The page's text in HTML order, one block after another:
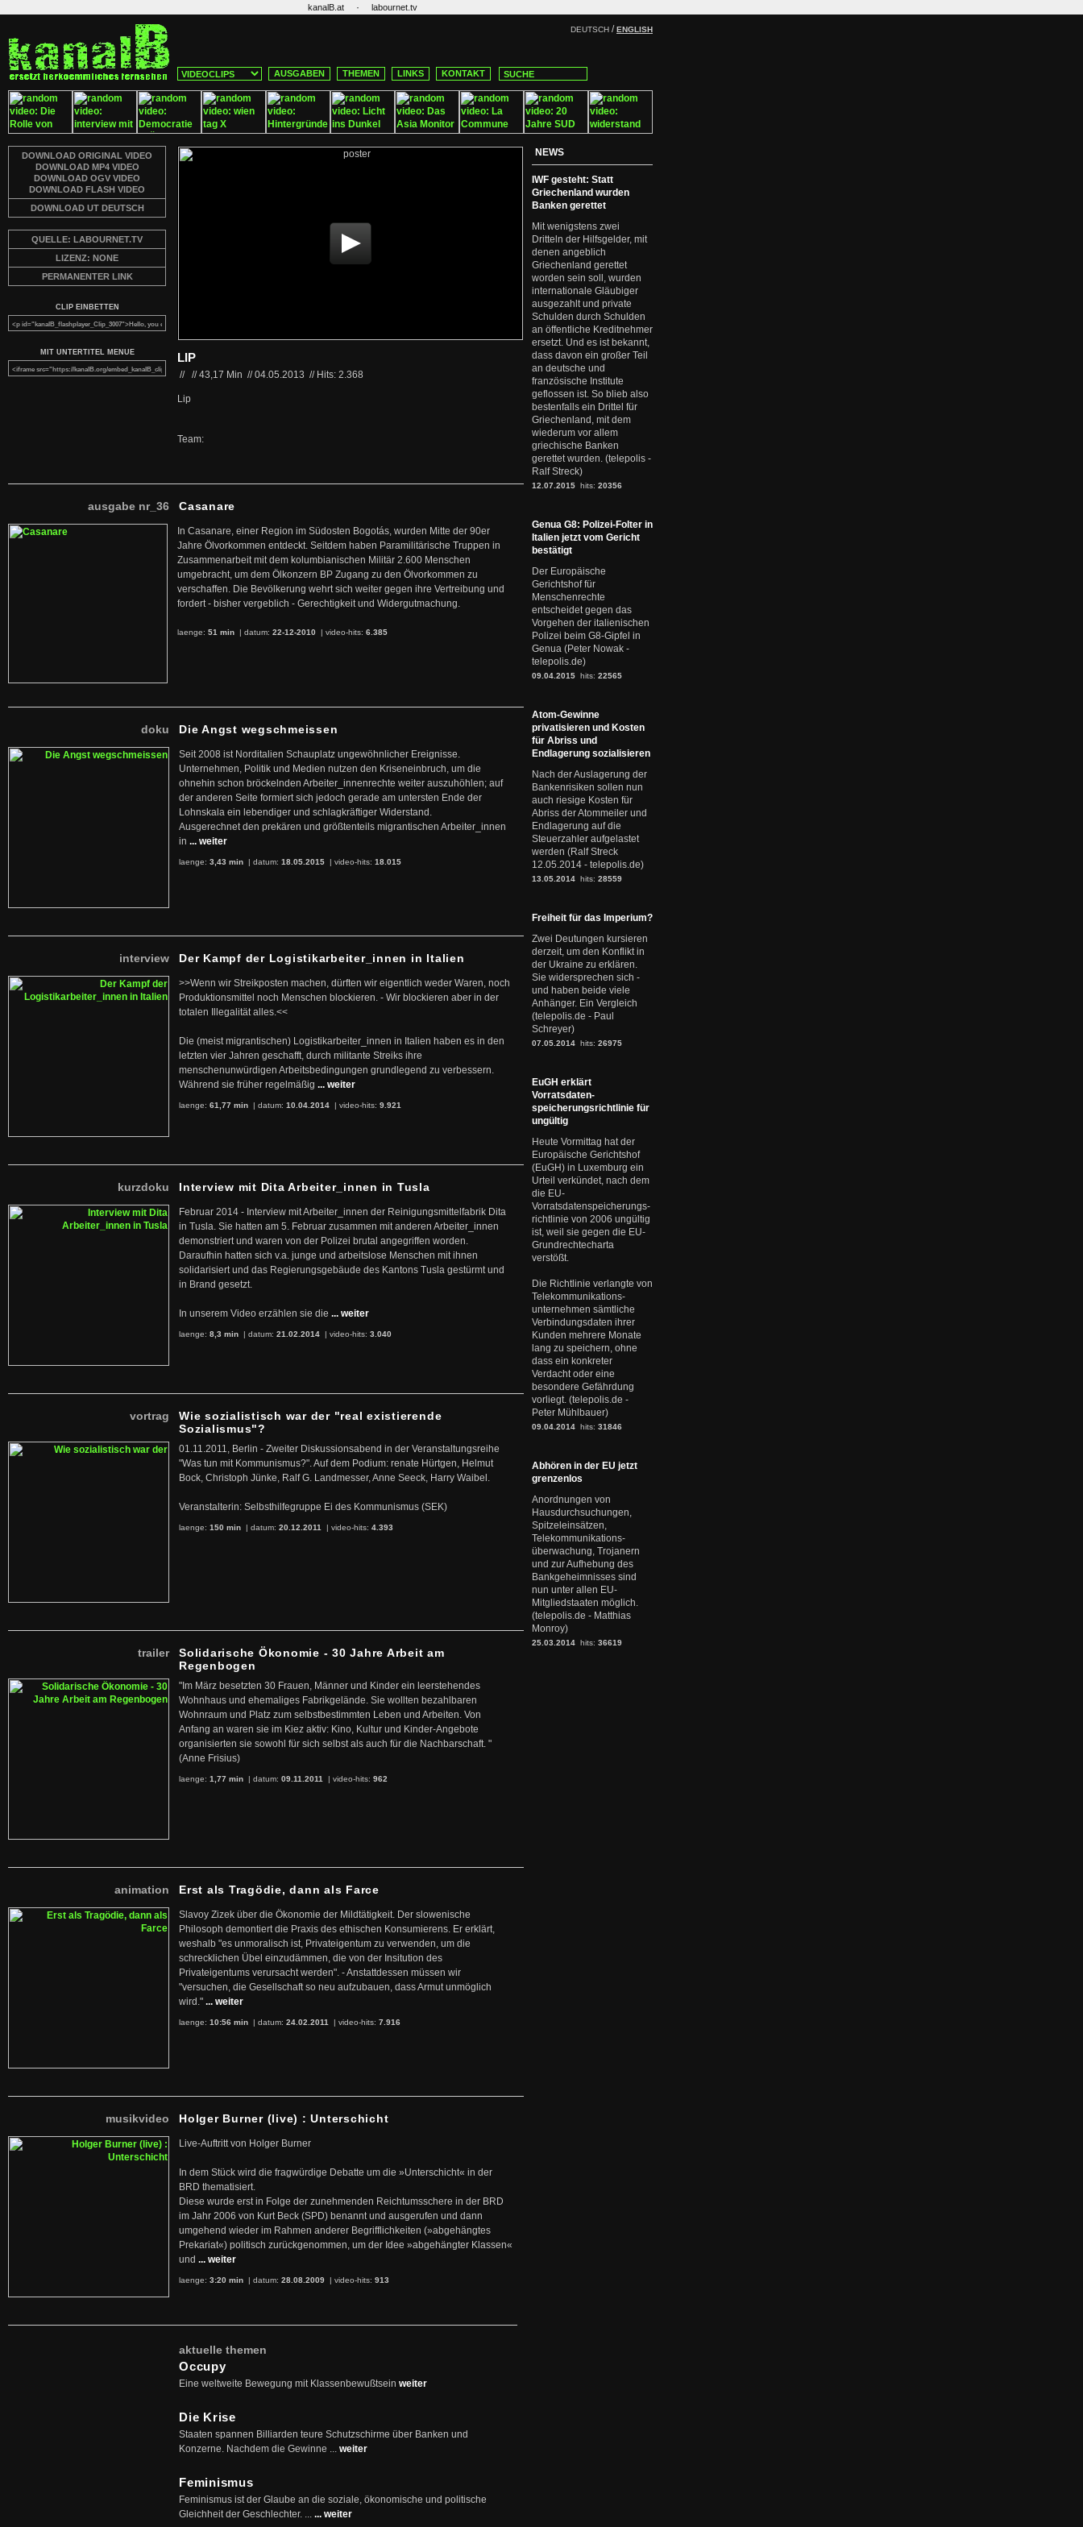
kanalB.at · labournet.tv
DEUTSCH /ENGLISH
AUSGABEN THEMEN LINKS KONTAKT
DOWNLOAD ORIGINAL VIDEO
DOWNLOAD MP4 VIDEO
DOWNLOAD OGV VIDEO
DOWNLOAD FLASH VIDEO
DOWNLOAD UT DEUTSCH
QUELLE: LABOURNET.TV
LIZENZ: NONE
PERMANENTER LINK
CLIP EINBETTEN
MIT UNTERTITEL MENUE LIP
// //43,17 Min //04.05.2013 // Hits: 2.368
Lip
Team:
ausgabe nr_36 Casanare
In Casanare, einer Region im Südosten Bogotás, wurden Mitte der 90er
Jahre Ölvorkommen entdeckt. Seitdem haben Paramilitärische Truppen in
Zusammenarbeit mit dem kolumbianischen Militär 2.600 Menschen
umgebracht, um dem Ölkonzern BP Zugang zu den Ölvorkommen zu
verschaffen. Die Bevölkerung wehrt sich weiter gegen ihre Vertreibung und
fordert - bisher vergeblich - Gerechtigkeit und Widergutmachung.
laenge: 51 min | datum: 22-12-2010 | video-hits: 6.385
doku Die Angst wegschmeissen
Seit 2008 ist Norditalien Schauplatz ungewöhnlicher Ereignisse.
Unternehmen, Politik und Medien nutzen den Kriseneinbruch, um die
ohnehin schon bröckelnden Arbeiter_innenrechte weiter auszuhöhlen; auf
der anderen Seite formiert sich jedoch gerade am untersten Ende der
Lohnskala ein lebendiger und schlagkräftiger Widerstand.
Ausgerechnet den prekären und größtenteils migrantischen Arbeiter_innen
in ... weiter
laenge: 3,43 min | datum: 18.05.2015 | video-hits: 18.015
interview Der Kampf der Logistikarbeiter_innen in Italien
>>Wenn wir Streikposten machen, dürften wir eigentlich weder Waren, noch
Produktionsmittel noch Menschen blockieren. - Wir blockieren aber in der
totalen Illegalität alles.<<
Die (meist migrantischen) Logistikarbeiter_innen in Italien haben es in den
letzten vier Jahren geschafft, durch militante Streiks ihre
menschenunwürdigen Arbeitsbedingungen grundlegend zu verbessern.
Während sie früher regelmäßig ... weiter
laenge: 61,77 min | datum: 10.04.2014 | video-hits: 9.921
kurzdoku Interview mit Dita Arbeiter_innen in Tusla
Februar 2014 - Interview mit Arbeiter_innen der Reinigungsmittelfabrik Dita
in Tusla. Sie hatten am 5. Februar zusammen mit anderen Arbeiter_innen
demonstriert und waren von der Polizei brutal angegriffen worden.
Daraufhin hatten sich v.a. junge und arbeitslose Menschen mit ihnen
solidarisiert und das Regierungsgebäude des Kantons Tusla gestürmt und
in Brand gesetzt.
In unserem Video erzählen sie die ... weiter
laenge: 8,3 min | datum: 21.02.2014 | video-hits: 3.040
vortrag
Wie sozialistisch war der "real existierende
Sozialismus"?
01.11.2011, Berlin - Zweiter Diskussionsabend in der Veranstaltungsreihe
"Was tun mit Kommunismus?". Auf dem Podium: renate Hürtgen, Helmut
Bock, Christoph Jünke, Ralf G. Landmesser, Anne Seeck, Harry Waibel.
Veranstalterin: Selbsthilfegruppe Ei des Kommunismus (SEK)
laenge: 150 min | datum: 20.12.2011 | video-hits: 4.393
trailer
Solidarische Ökonomie - 30 Jahre Arbeit am
Regenbogen
"Im März besetzten 30 Frauen, Männer und Kinder ein leerstehendes
Wohnhaus und ehemaliges Fabrikgelände. Sie wollten bezahlbaren
Wohnraum und Platz zum selbstbestimmten Leben und Arbeiten. Von
Anfang an waren sie im Kiez aktiv: Kino, Kultur und Kinder-Angebote
organisierten sie sowohl für sich selbst als auch für die Nachbarschaft. "
(Anne Frisius)
laenge: 1,77 min | datum: 09.11.2011 | video-hits: 962
animation Erst als Tragödie, dann als Farce
Slavoy Zizek über die Ökonomie der Mildtätigkeit. Der slowenische
Philosoph demontiert die Praxis des ethischen Konsumierens. Er erklärt,
weshalb "es unmoralisch ist, Privateigentum zu verwenden, um die
schrecklichen Übel einzudämmen, die von der Insitution des
Privateigentums verursacht werden". - Anstattdessen müssen wir
"versuchen, die Gesellschaft so neu aufzubauen, dass Armut unmöglich
wird." ... weiter
laenge: 10:56 min | datum: 24.02.2011 | video-hits: 7.916
musikvideo Holger Burner (live) : Unterschicht
Live-Auftritt von Holger Burner
In dem Stück wird die fragwürdige Debatte um die »Unterschicht« in der
BRD thematisiert.
Diese wurde erst in Folge der zunehmenden Reichtumsschere in der BRD
im Jahr 2006 von Kurt Beck (SPD) benannt und ausgerufen und dann
umgehend wieder im Rahmen anderer Begrifflichkeiten (»abgehängtes
Prekariat«) politisch zurückgenommen, um der Idee »abgehängter Klassen«
und ... weiter
laenge: 3:20 min | datum: 28.08.2009 | video-hits: 913
aktuelle themen
Occupy
Eine weltweite Bewegung mit Klassenbewußtsein weiter
Die Krise
Staaten spannen Billiarden teure Schutzschirme über Banken und
Konzerne. Nachdem die Gewinne ... weiter
Feminismus
Feminismus ist der Glaube an die soziale, ökonomische und politische
Gleichheit der Geschlechter. ... ... weiter
NEWS
IWF gesteht: Statt
Griechenland wurden
Banken gerettet
Mit wenigstens zwei
Dritteln der Hilfsgelder, mit
denen angeblich
Griechenland gerettet
worden sein soll, wurden
internationale Gläubiger
ausgezahlt und private
Schulden durch Schulden
an öffentliche Kreditnehmer
ersetzt. Und es ist bekannt,
dass davon ein großer Teil
an deutsche und
französische Institute
geflossen ist. So blieb also
bestenfalls ein Drittel für
Griechenland, mit dem
wiederum vor allem
griechische Banken
gerettet wurden. (telepolis -
Ralf Streck)
12.07.2015 hits: 20356
Genua G8: Polizei-Folter in
Italien jetzt vom Gericht
bestätigt
Der Europäische
Gerichtshof für
Menschenrechte
entscheidet gegen das
Vorgehen der italienischen
Polizei beim G8-Gipfel in
Genua (Peter Nowak -
telepolis.de)
09.04.2015 hits: 22565
Atom-Gewinne
privatisieren und Kosten
für Abriss und
Endlagerung sozialisieren
Nach der Auslagerung der
Bankenrisiken sollen nun
auch riesige Kosten für
Abriss der Atommeiler und
Endlagerung auf die
Steuerzahler aufgelastet
werden (Ralf Streck
12.05.2014 - telepolis.de)
13.05.2014 hits: 28559
Freiheit für das Imperium?
Zwei Deutungen kursieren
derzeit, um den Konflikt in
der Ukraine zu erklären.
Sie widersprechen sich -
und haben beide viele
Anhänger. Ein Vergleich
(telepolis.de - Paul
Schreyer)
07.05.2014 hits: 26975
EuGH erklärt
Vorratsdaten-
speicherungsrichtlinie für
ungültig
Heute Vormittag hat der
Europäische Gerichtshof
(EuGH) in Luxemburg ein
Urteil verkündet, nach dem
die EU-
Vorratsdatenspeicherungs-
richtlinie von 2006 ungültig
ist, weil sie gegen die EU-
Grundrechtecharta
verstößt.
Die Richtlinie verlangte von
Telekommunikations-
unternehmen sämtliche
Verbindungsdaten ihrer
Kunden mehrere Monate
lang zu speichern, ohne
dass ein konkreter
Verdacht oder eine
besondere Gefährdung
vorliegt. (telepolis.de -
Peter Mühlbauer)
09.04.2014 hits: 31846
Abhören in der EU jetzt
grenzenlos
Anordnungen von
Hausdurchsuchungen,
Spitzeleinsätzen,
Telekommunikations-
überwachung, Trojanern
und zur Aufhebung des
Bankgeheimnisses sind
nun unter allen EU-
Mitgliedstaaten möglich.
(telepolis.de - Matthias
Monroy)
25.03.2014 hits: 36619